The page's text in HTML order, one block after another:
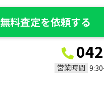
無料査定を依頼する
営業時間